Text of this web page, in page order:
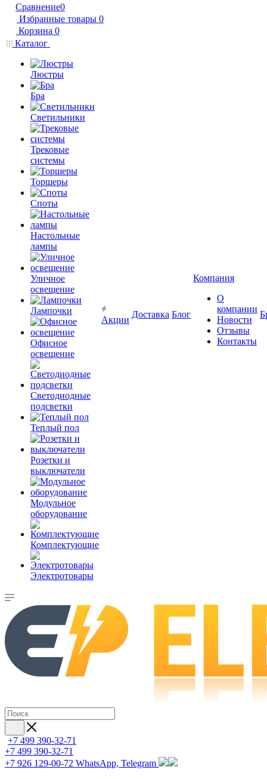
Сравнение0
Избранные товары 0
Корзина 0
Каталог
Люстры
Бра
Светильники
Трековые
системы
Торшеры
Споты
Настольные
лампы
Уличное
освещение
Лампочки
Офисное
освещение
Светодиодные
подсветки
Теплый пол
Розетки и
выключатели
Модульное
оборудование
Комплектующие
Электротовары
Акции
Доставка Блог
Компания
О
компании
Новости
Отзывы
Контакты
+7 499 390-32-71
+7 499 390-32-71
+7 926 129-00-72 WhatsApp, Telegram